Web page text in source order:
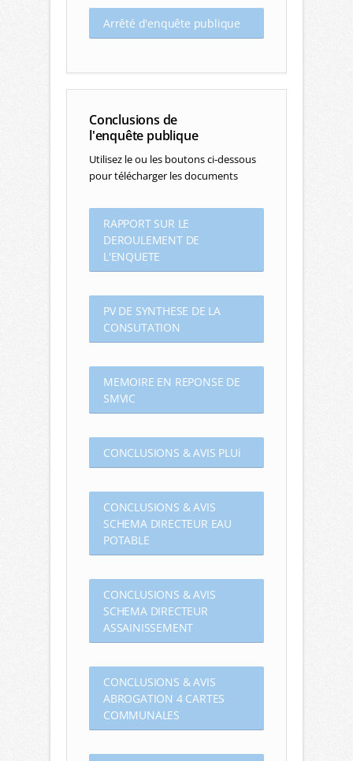
Arrêté d'enquête publique
Conclusions de
l'enquête publique
Utilisez le ou les boutons ci-dessous
pour télécharger les documents
RAPPORT SUR LE
DEROULEMENT DE
L'ENQUETE
PV DE SYNTHESE DE LA
CONSUTATION
MEMOIRE EN REPONSE DE
SMVIC
CONCLUSIONS & AVIS PLUi
CONCLUSIONS & AVIS
SCHEMA DIRECTEUR EAU
POTABLE
CONCLUSIONS & AVIS
SCHEMA DIRECTEUR
ASSAINISSEMENT
CONCLUSIONS & AVIS
ABROGATION 4 CARTES
COMMUNALES